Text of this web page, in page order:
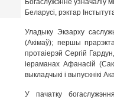
Богаслужэнне ўзначаліў
Беларусі, рэктар
Уладыку Экзарху
(Акімаў); першы
протаіерэй Сергій
іераманах Афанасій
выкладчыкі і выпускнікі
У пачатку